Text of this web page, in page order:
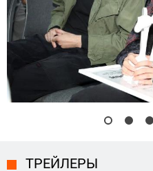
ТРЕЙЛЕРЫ